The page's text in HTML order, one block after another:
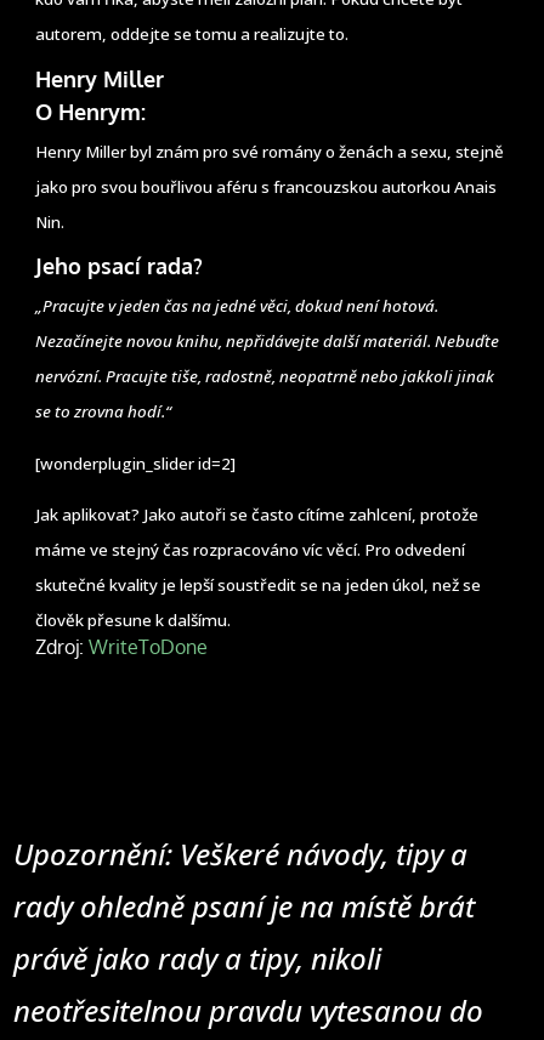
autorem, oddejte se tomu a realizujte to.
Henry Miller
O Henrym:
Henry Miller byl znám pro své romány o ženách a sexu, stejně
jako pro svou bouřlivou aféru s francouzskou autorkou Anais
Nin.
Jeho psací rada?
„Pracujte v jeden čas na jedné věci, dokud není hotová.
Nezačínejte novou knihu, nepřidávejte další materiál. Nebuďte
nervózní. Pracujte tiše, radostně, neopatrně nebo jakkoli jinak
se to zrovna hodí.“
[wonderplugin_slider id=2]
Jak aplikovat? Jako autoři se často cítíme zahlcení, protože
máme ve stejný čas rozpracováno víc věcí. Pro odvedení
skutečné kvality je lepší soustředit se na jeden úkol, než se
člověk přesune k dalšímu.
Zdroj:WriteToDone
Upozornění: Veškeré návody, tipy a
rady ohledně psaní je na místě brát
právě jako rady a tipy, nikoli
neotřesitelnou pravdu vytesanou do